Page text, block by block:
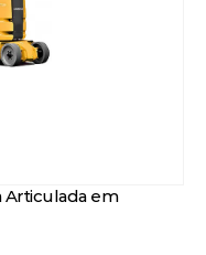
Articulada em